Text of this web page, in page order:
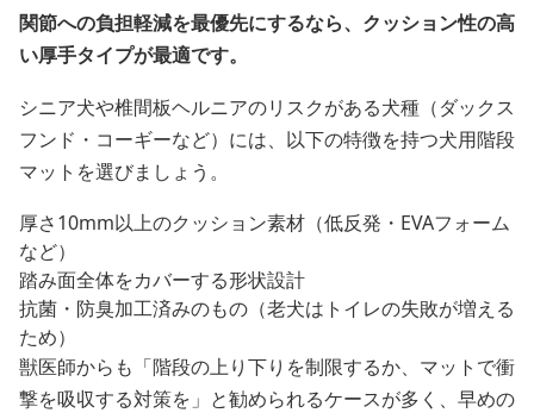
関節への負担軽減を最優先にするなら、クッション性の高
い厚手タイプが最適です。
シニア犬や椎間板ヘルニアのリスクがある犬種（ダックス
フンド・コーギーなど）には、以下の特徴を持つ犬用階段
マットを選びましょう。
厚さ10mm以上のクッション素材（低反発・EVAフォーム
など）
踏み面全体をカバーする形状設計
抗菌・防臭加工済みのもの（老犬はトイレの失敗が増える
ため）
獣医師からも「階段の上り下りを制限するか、マットで衝
撃を吸収する対策を」と勧められるケースが多く、早めの